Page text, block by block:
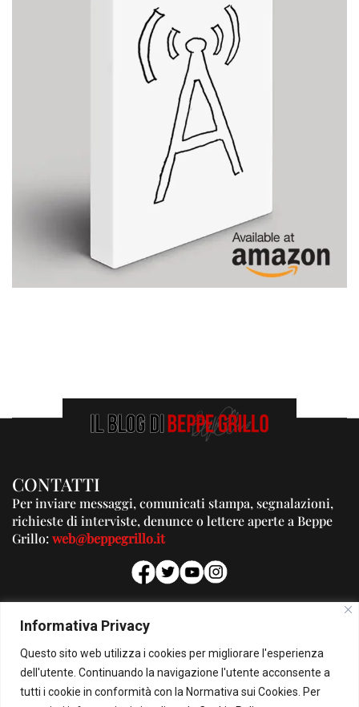
Informativa Privacy
Questo sito web utilizza i cookies per migliorare l'esperienza
dell'utente. Continuando la navigazione l'utente acconsente a
tutti i cookie in conformità con la Normativa sui Cookies. Per
CONTATTI
Per inviare messaggi, comunicati stampa, segnalazioni,
richieste di interviste, denunce o lettere aperte a Beppe
Grillo:web@beppegrillo.it
PUBBLICITA'
Per la tua pubblicità su questo Blog:
pubblicita@beppegrillo.it